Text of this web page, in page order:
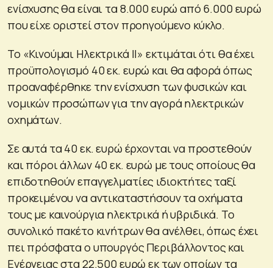
ενίσχυσης θα είναι τα 8.000 ευρώ από 6.000 ευρώ
που είχε οριστεί στον προηγούμενο κύκλο.
Το «Κινούμαι Ηλεκτρικά ΙΙ» εκτιμάται ότι θα έχει
προϋπολογισμό 40 εκ. ευρώ και θα αφορά όπως
προαναφέρθηκε την ενίσχυση των φυσικών και
νομικών προσώπων για την αγορά ηλεκτρικών
οχημάτων.
Σε αυτά τα 40 εκ. ευρώ έρχονται να προστεθούν
και πόροι άλλων 40 εκ. ευρώ με τους οποίους θα
επιδοτηθούν επαγγελματίες ιδιοκτήτες ταξί
προκειμένου να αντικαταστήσουν τα οχήματα
τους με καινούργια ηλεκτρικά ή υβριδικά. Το
συνολικό πακέτο κινήτρων θα ανέλθει, όπως έχει
πει πρόσφατα ο υπουργός Περιβάλλοντος και
Ενέργειας στα 22.500 ευρώ εκ των οποίων τα